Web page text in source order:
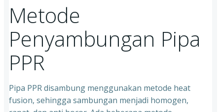
Metode
Penyambungan Pipa
PPR
Pipa PPR disambung menggunakan metode heat
fusion, sehingga sambungan menjadi homogen,